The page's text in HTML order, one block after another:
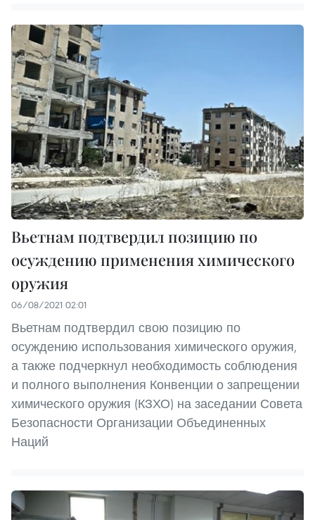
Вьетнам подтвердил позицию по
осуждению применения химического
оружия
06/08/2021 02:01
Вьетнам подтвердил свою позицию по
осуждению использования химического оружия,
а также подчеркнул необходимость соблюдения
и полного выполнения Конвенции о запрещении
химического оружия (КЗХО) на заседании Совета
Безопасности Организации Объединенных
Наций